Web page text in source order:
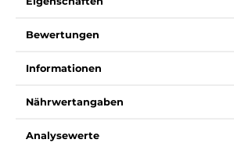
Bewertungen
Informationen
Nährwertangaben
Analysewerte